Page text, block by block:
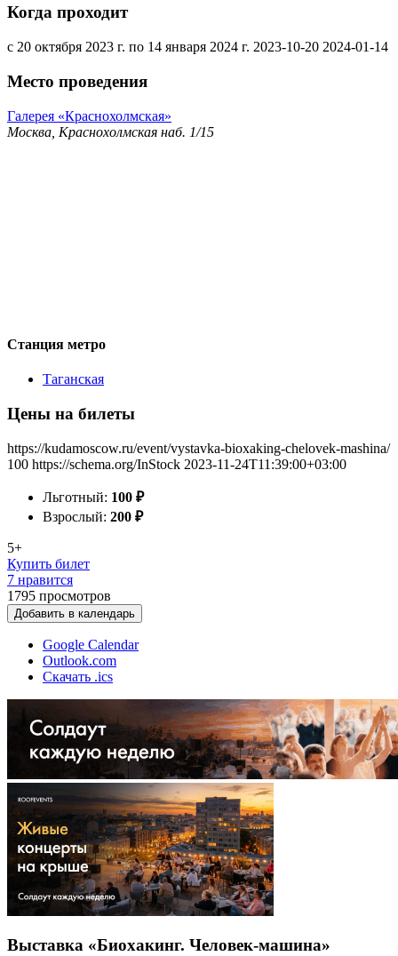
Когда проходит
с 20 октября 2023 г. по 14 января 2024 г. 2023-10-20 2024-01-14
Место проведения
Галерея «Краснохолмская»
Москва, Краснохолмская наб. 1/15
Станция метро
Таганская
Цены на билеты
https://kudamoscow.ru/event/vystavka-bioxaking-chelovek-mashina/
100 https://schema.org/InStock 2023-11-24T11:39:00+03:00
Льготный: 100 ₽
Взрослый: 200 ₽
5+
Купить билет
7 нравится
1795 просмотров
Добавить в календарь
Google Calendar
Outlook.com
Скачать .ics
Выставка «Биохакинг. Человек-машина»